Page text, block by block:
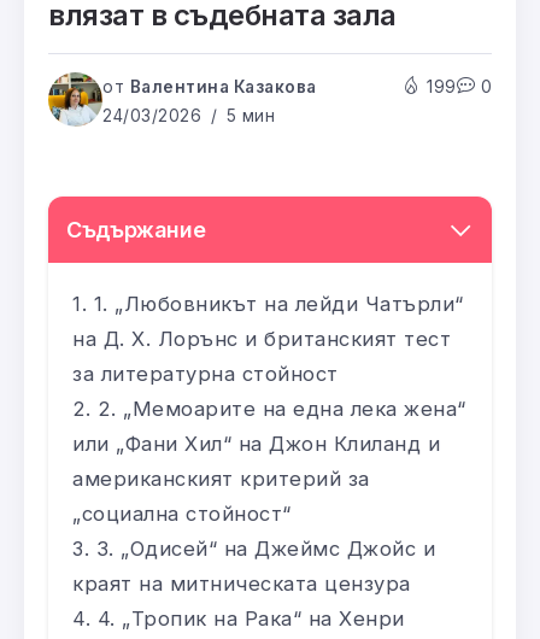
влязат в съдебната зала
от Валентина Казакова
24/03/2026
5 мин
199 0
Съдържание
1. „Любовникът на лейди Чатърли“
на Д. Х. Лорънс и британският тест
за литературна стойност
2. „Мемоарите на една лека жена“
или „Фани Хил“ на Джон Клиланд и
американският критерий за
„социална стойност“
3. „Одисей“ на Джеймс Джойс и
краят на митническата цензура
4. „Тропик на Рака“ на Хенри